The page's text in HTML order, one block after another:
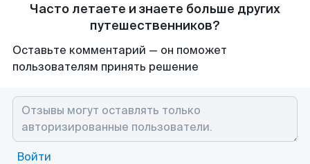
Часто летаете и знаете больше других
путешественников?
Оставьте комментарий — он поможет
пользователям принять решение
Войти